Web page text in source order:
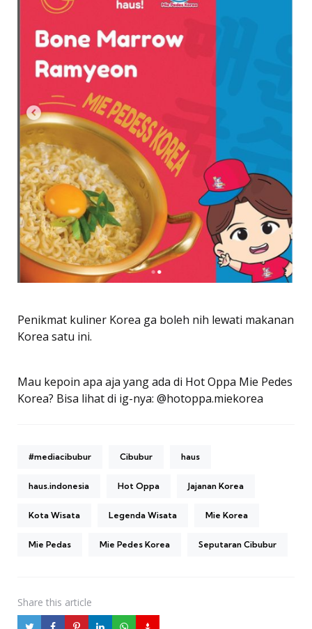
Penikmat kuliner Korea ga boleh nih lewati makanan
Korea satu ini.
Mau kepoin apa aja yang ada di Hot Oppa Mie Pedes
Korea? Bisa lihat di ig-nya: @hotoppa.miekorea
#mediacibubur Cibubur haus
haus.indonesia Hot Oppa Jajanan Korea
Kota Wisata Legenda Wisata Mie Korea
Mie Pedas Mie Pedes Korea Seputaran Cibubur
Share this article